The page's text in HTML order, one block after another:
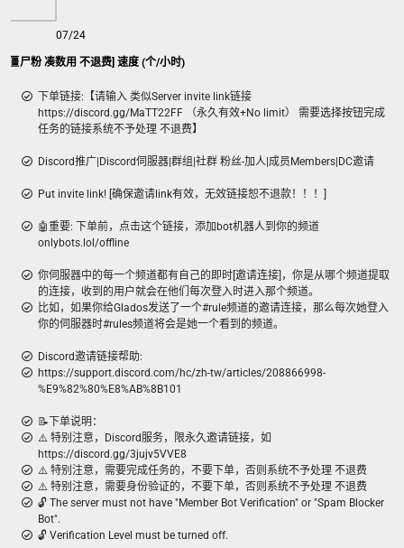
[僵尸粉 凑数用 不退费] 速度 (个/小时)
07/24
下单链接:【请输入 类似Server invite link链接
https://discord.gg/MaTT22FF （永久有效+No limit） 需要选择按钮完成
任务的链接系统不予处理 不退费】
Discord推广|Discord伺服器|群组|社群 粉丝-加人|成员Members|DC邀请
Put invite link! [确保邀请link有效，无效链接恕不退款！！！]
🤖重要: 下单前，点击这个链接，添加bot机器人到你的频道
onlybots.lol/offline
你伺服器中的每一个频道都有自己的即时[邀请连接]，你是从哪个频道提取
的连接，收到的用户就会在他们每次登入时进入那个频道。
比如，如果你给Glados发送了一个#rule频道的邀请连接，那么每次她登入
你的伺服器时#rules频道将会是她一个看到的频道。
Discord邀请链接帮助:
https://support.discord.com/hc/zh-tw/articles/208866998-
%E9%82%80%E8%AB%8B101
📝下单说明：
⚠️ 特别注意，Discord服务，限永久邀请链接，如
https://discord.gg/3jujv5VVE8
⚠️ 特别注意，需要完成任务的，不要下单，否则系统不予处理 不退费
⚠️ 特别注意，需要身份验证的，不要下单，否则系统不予处理 不退费
🔓 The server must not have "Member Bot Verification" or "Spam Blocker
Bot".
🔓 Verification Level must be turned off.